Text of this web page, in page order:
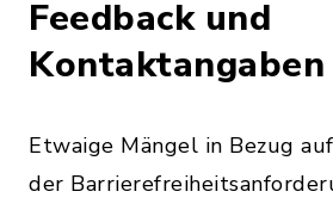
Feedback und
Kontaktangaben
Etwaige Mängel in Bezug
der